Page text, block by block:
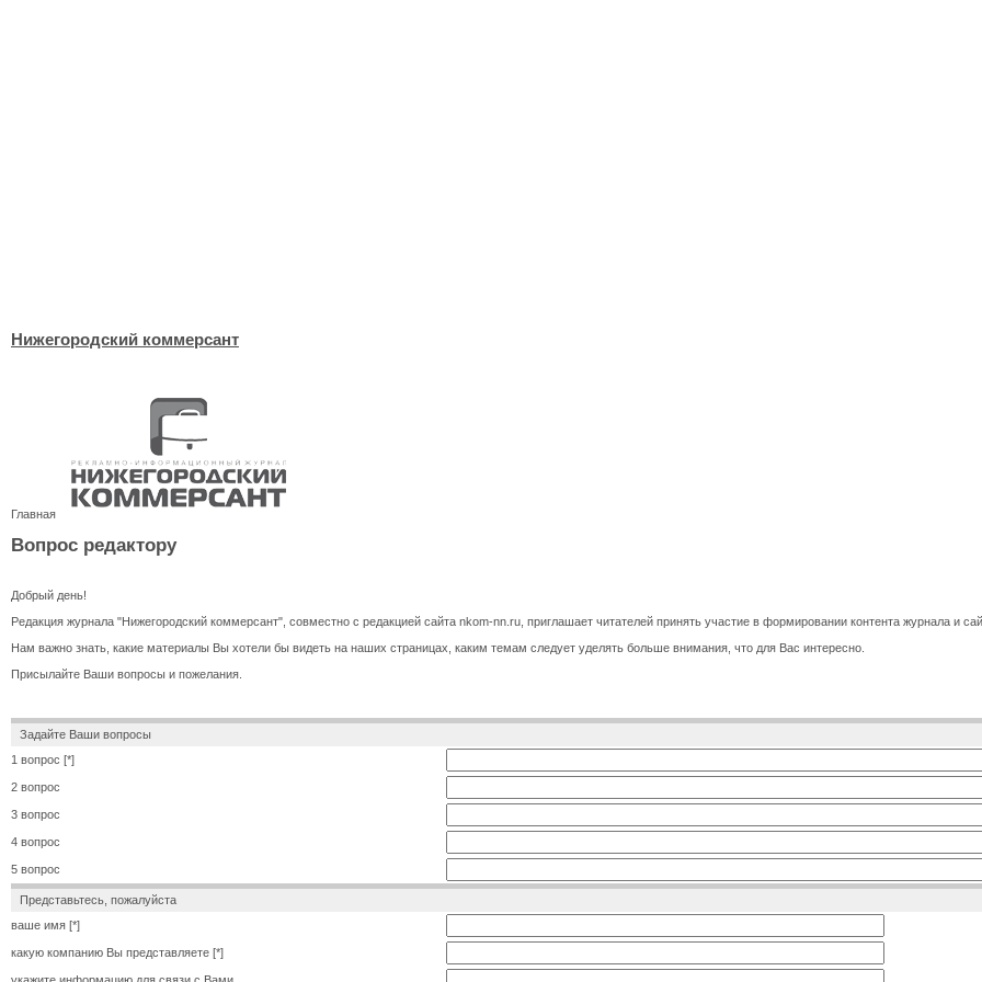
Нижегородский коммерсант
Главная
Вопрос редактору
Добрый день!
Редакция журнала "Нижегородский коммерсант", совместно с редакцией сайта nkom-nn.ru, приглашает читателей принять участие в формировании контента журнала и
Нам важно знать, какие материалы Вы хотели бы видеть на наших страницах, каким темам следует уделять больше внимания, что для Вас интересно.
Присылайте Ваши вопросы и пожелания.
Задайте Ваши вопросы
1 вопрос [*]
2 вопрос
3 вопрос
4 вопрос
5 вопрос
Представьтесь, пожалуйста
ваше имя [*]
какую компанию Вы представляете [*]